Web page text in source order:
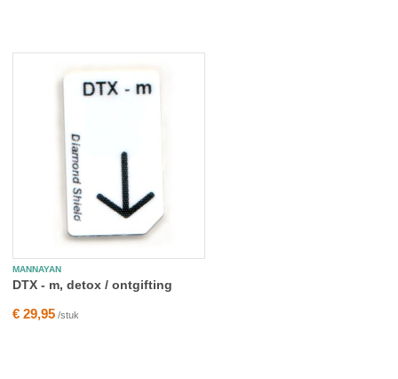
MANNAYAN
DTX - m, detox / ontgifting
€ 29,95 /stuk